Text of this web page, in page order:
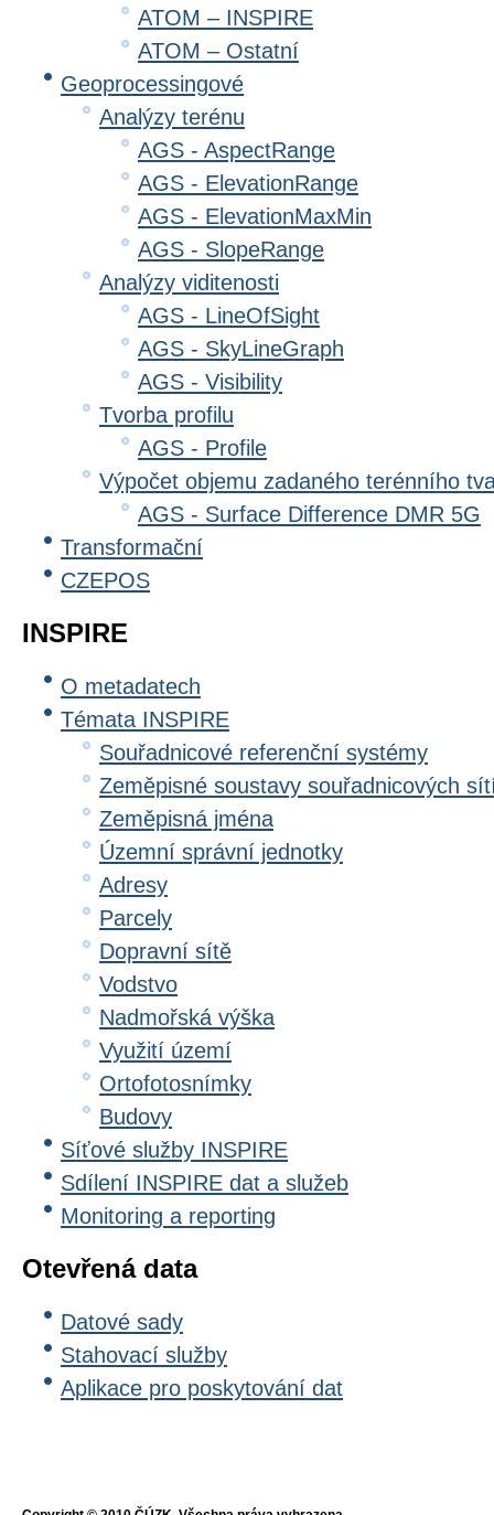
ATOM – INSPIRE
ATOM – Ostatní
Geoprocessingové
Analýzy terénu
AGS - AspectRange
AGS - ElevationRange
AGS - ElevationMaxMin
AGS - SlopeRange
Analýzy viditenosti
AGS - LineOfSight
AGS - SkyLineGraph
AGS - Visibility
Tvorba profilu
AGS - Profile
Výpočet objemu zadaného terénního
AGS - Surface Difference DMR 5G
Transformační
CZEPOS
INSPIRE
O metadatech
Témata INSPIRE
Souřadnicové referenční systémy
Zeměpisné soustavy souřadnicových
Zeměpisná jména
Územní správní jednotky
Adresy
Parcely
Dopravní sítě
Vodstvo
Nadmořská výška
Využití území
Ortofotosnímky
Budovy
Síťové služby INSPIRE
Sdílení INSPIRE dat a služeb
Monitoring a reporting
Otevřená data
Datové sady
Stahovací služby
Aplikace pro poskytování dat